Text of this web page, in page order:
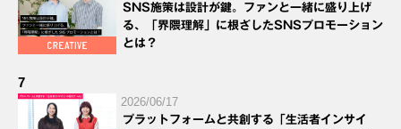
SNS施策は設計が鍵。ファンと一緒に盛り上げ
る、「界隈理解」に根ざしたSNSプロモーション
とは？
7
2026/06/17
プラットフォームと共創する「生活者インサイ